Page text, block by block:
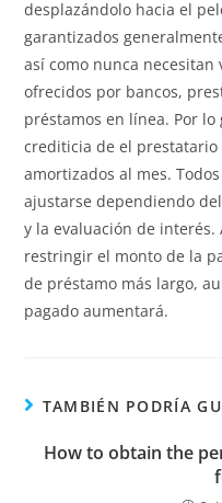
desplazándolo hacia el
garantizados
así­ como nunca necesitan
ofrecidos por bancos,
préstamos en línea. Por
crediticia de el
amortizados al mes.
ajustarse dependiendo
y la evaluación de
restringir el monto de la
de préstamo más largo,
pagado aumentará.
TAMBIÉN PODRÍA
How to obtain the